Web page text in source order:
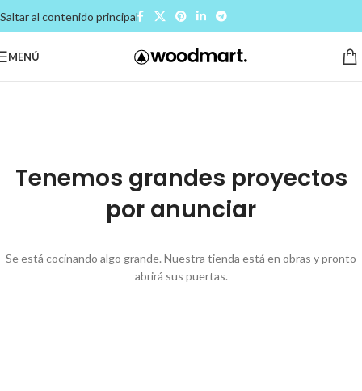
Saltar al contenido principal
MENÚ
Tenemos grandes proyectos
por anunciar
Se está cocinando algo grande. Nuestra tienda está en obras y pronto
abrirá sus puertas.